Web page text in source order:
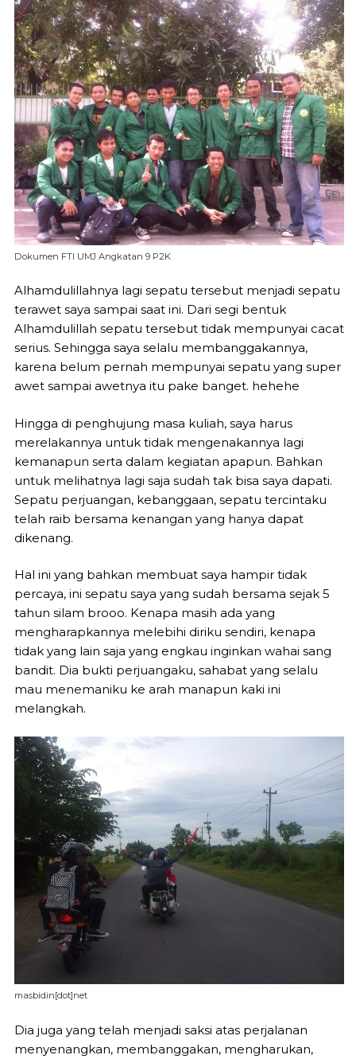
Dokumen FTI UMJ Angkatan 9 P2K
Alhamdulillahnya lagi sepatu tersebut menjadi sepatu
terawet saya sampai saat ini. Dari segi bentuk
Alhamdulillah sepatu tersebut tidak mempunyai cacat
serius. Sehingga saya selalu membanggakannya,
karena belum pernah mempunyai sepatu yang super
awet sampai awetnya itu pake banget. hehehe
Hingga di penghujung masa kuliah, saya harus
merelakannya untuk tidak mengenakannya lagi
kemanapun serta dalam kegiatan apapun. Bahkan
untuk melihatnya lagi saja sudah tak bisa saya dapati.
Sepatu perjuangan, kebanggaan, sepatu tercintaku
telah raib bersama kenangan yang hanya dapat
dikenang.
Hal ini yang bahkan membuat saya hampir tidak
percaya, ini sepatu saya yang sudah bersama sejak 5
tahun silam brooo. Kenapa masih ada yang
mengharapkannya melebihi diriku sendiri, kenapa
tidak yang lain saja yang engkau inginkan wahai sang
bandit. Dia bukti perjuangaku, sahabat yang selalu
mau menemaniku ke arah manapun kaki ini
melangkah.
masbidin[dot]net
Dia juga yang telah menjadi saksi atas perjalanan
menyenangkan, membanggakan, mengharukan,